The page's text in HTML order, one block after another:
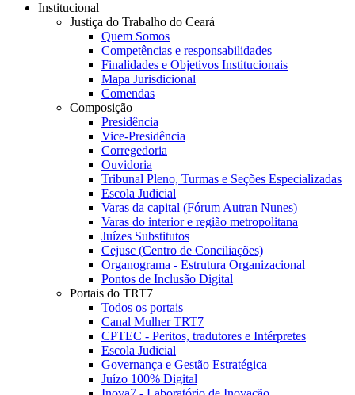
Institucional
Justiça do Trabalho do Ceará
Quem Somos
Competências e responsabilidades
Finalidades e Objetivos Institucionais
Mapa Jurisdicional
Comendas
Composição
Presidência
Vice-Presidência
Corregedoria
Ouvidoria
Tribunal Pleno, Turmas e Seções Especializadas
Escola Judicial
Varas da capital (Fórum Autran Nunes)
Varas do interior e região metropolitana
Juízes Substitutos
Cejusc (Centro de Conciliações)
Organograma - Estrutura Organizacional
Pontos de Inclusão Digital
Portais do TRT7
Todos os portais
Canal Mulher TRT7
CPTEC - Peritos, tradutores e Intérpretes
Escola Judicial
Governança e Gestão Estratégica
Juízo 100% Digital